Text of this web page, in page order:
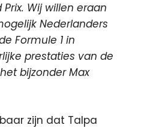
Wij willen eraan
Nederlanders
Formule 1 in
prestaties van de
bijzonder Max
zijn dat Talpa